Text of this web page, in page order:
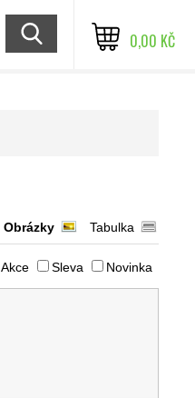
0,00 KČ
Obrázky Tabulka
Akce Sleva Novinka